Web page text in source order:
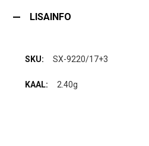
LISAINFO
SX-9220/17+3
2.40g